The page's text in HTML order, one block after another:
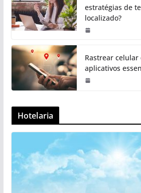
estratégias de
localizado?
Rastrear celular
aplicativos
Hotelaria